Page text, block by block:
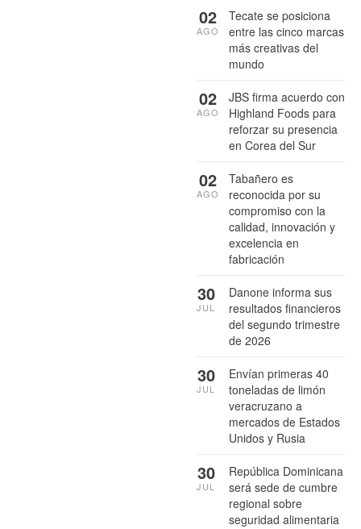
Tecate se posiciona
entre las cinco marcas
más creativas del
mundo
02
AGO
JBS firma acuerdo con
Highland Foods para
reforzar su presencia
en Corea del Sur
02
AGO
Tabañero es
reconocida por su
compromiso con la
calidad, innovación y
excelencia en
fabricación
02
AGO
Danone informa sus
resultados financieros
del segundo trimestre
de 2026
30
JUL
Envían primeras 40
toneladas de limón
veracruzano a
mercados de Estados
Unidos y Rusia
30
JUL
República Dominicana
será sede de cumbre
regional sobre
seguridad alimentaria
30
JUL